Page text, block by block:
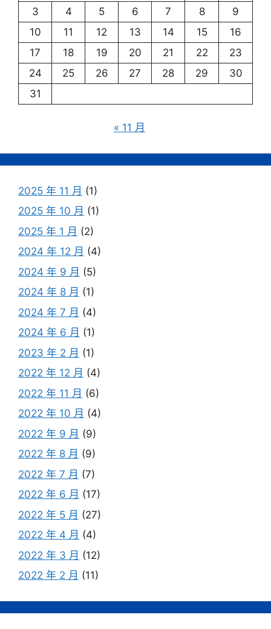
3
4 5 6 7 8
9
10
11 12 13 14 15
16
17
18 19 20 21 22
23
24
25 26 27 28 29
30
31
« 11 月
2025 年 11 月 (1)
2025 年 10 月 (1)
2025 年 1 月 (2)
2024 年 12 月 (4)
2024 年 9 月 (5)
2024 年 8 月 (1)
2024 年 7 月 (4)
2024 年 6 月 (1)
2023 年 2 月 (1)
2022 年 12 月 (4)
2022 年 11 月 (6)
2022 年 10 月 (4)
2022 年 9 月 (9)
2022 年 8 月 (9)
2022 年 7 月 (7)
2022 年 6 月 (17)
2022 年 5 月 (27)
2022 年 4 月 (4)
2022 年 3 月 (12)
2022 年 2 月 (11)